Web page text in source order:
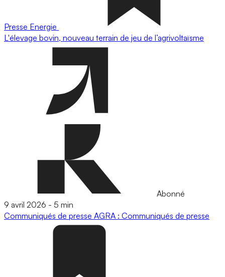
Presse Energie
L'élevage bovin, nouveau terrain de jeu de l’agrivoltaïsme
Abonné
9 avril 2026 - 5 min
Communiqués de presse AGRA : Communiqués de presse